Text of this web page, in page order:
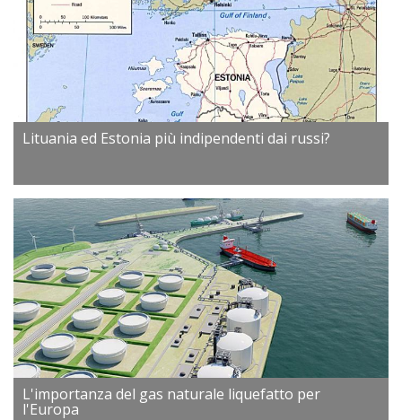
Lituania ed Estonia più indipendenti dai russi?
L'importanza del gas naturale liquefatto per
l'Europa